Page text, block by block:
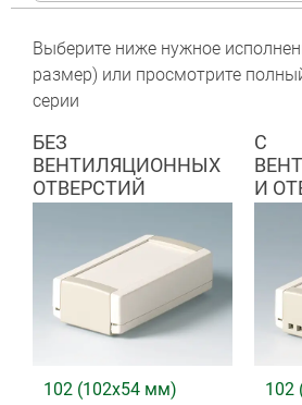
Выберите ниже нужное
размер) или просмотрите
серии
БЕЗ
ВЕНТИЛЯЦИОННЫХ
ОТВЕРСТИЙ
102 (102x54 мм)
С
И
102